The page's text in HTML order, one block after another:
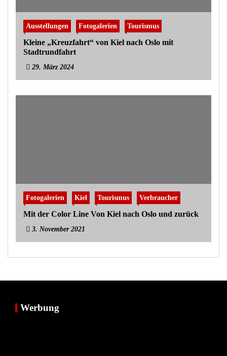
Ausstellungen Fotogalerien Tourismus
Kleine „Kreuzfahrt“ von Kiel nach Oslo mit
Stadtrundfahrt
29. März 2024
Fotogalerien Kiel Tourismus Verbraucher
Mit der Color Line Von Kiel nach Oslo und zurück
3. November 2021
Werbung